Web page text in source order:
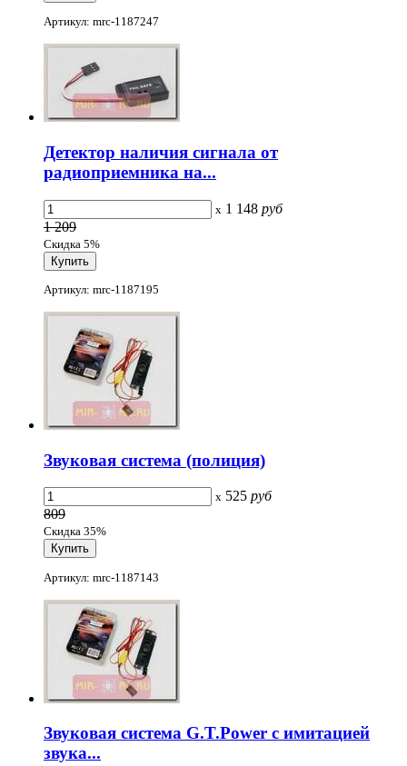
Артикул: mrc-1187247
Детектор наличия сигнала от
радиоприемника на...
x 1 148 руб
1 209
Скидка 5%
Артикул: mrc-1187195
Звуковая система (полиция)
x 525 руб
809
Скидка 35%
Артикул: mrc-1187143
Звуковая система G.T.Power с имитацией
звука...